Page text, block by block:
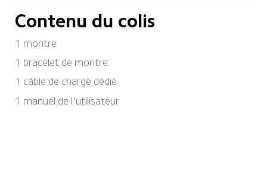
Contenu du colis
1 montre
1 bracelet de montre
1 câble de charge dédié
1 manuel de l'utilisateur